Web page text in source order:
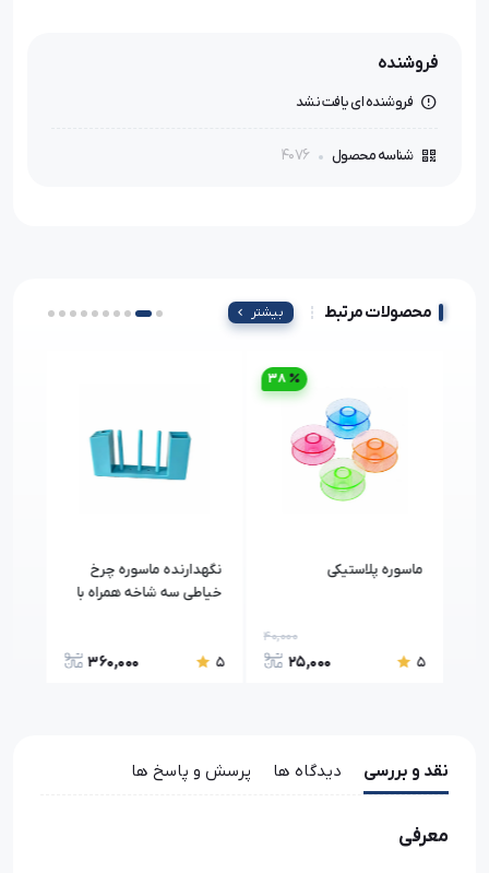
فروشنده
فروشنده ای یافت نشد
شناسه محصول 4076
محصولات مرتبط بیشتر
ماسوره پلاستیکی
5
40,000
25,000
38
نگهدارنده ماسوره چرخ
خیاطی سه شاخه همراه با
5
360,000
نقد و بررسی دیدگاه ها پرسش و پاسخ ها
معرفی